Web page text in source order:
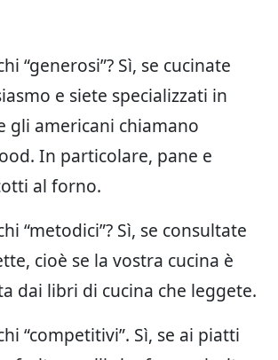
“generosi”? Sì, se cucinate
e siete specializzati in
gli americani chiamano
In particolare, pane e
al forno.
“metodici”? Sì, se consultate
cioè se la vostra cucina è
dai libri di cucina che leggete.
“competitivi”. Sì, se ai piatti